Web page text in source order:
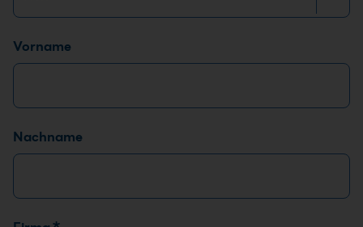
Name*
Vorname
Nachname